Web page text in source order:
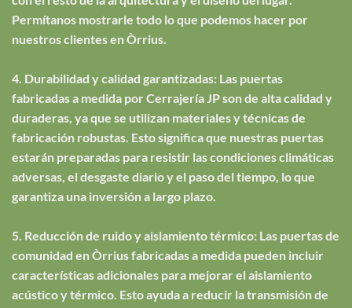
Permítanos mostrarle todo lo que podemos hacer por
nuestros clientes en Òrrius.
4. Durabilidad y calidad garantizadas: Las puertas
fabricadas a medida por Cerrajería JP son de alta calidad y
duraderas, ya que se utilizan materiales y técnicas de
fabricación robustas. Esto significa que nuestras puertas
estarán preparadas para resistir las condiciones climáticas
adversas, el desgaste diario y el paso del tiempo, lo que
garantiza una inversión a largo plazo.
5. Reducción de ruido y aislamiento térmico: Las puertas de
comunidad en Òrrius fabricadas a medida pueden incluir
características adicionales para mejorar el aislamiento
acústico y térmico. Esto ayuda a reducir la transmisión de